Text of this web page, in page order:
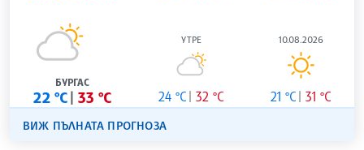
БУРГАС
22 °C 33 °C
УТРЕ
24 °C 32 °C
10.08.2026
21 °C 31 °C
ВИЖ ПЪЛНАТА ПРОГНОЗА